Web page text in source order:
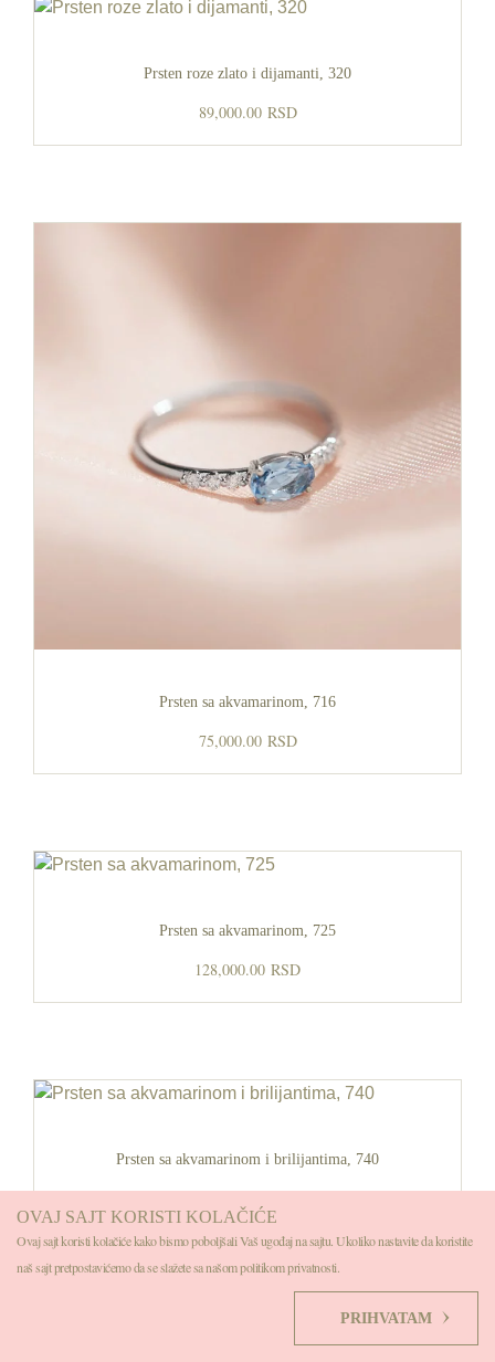
Prsten roze zlato i dijamanti, 320
89,000.00 RSD
Prsten sa akvamarinom, 716
75,000.00 RSD
Prsten sa akvamarinom, 725
128,000.00 RSD
Prsten sa akvamarinom i brilijantima, 740
98,000.00RSD
OVAJ SAJT KORISTI KOLAČIĆE
Ovaj sajt koristi kolačiće kako bismo poboljšali Vaš ugođaj na sajtu. Ukoliko nastavite da koristite
naš sajt pretpostavićemo da se slažete sa našom politikom privatnosti.
PRIHVATAM